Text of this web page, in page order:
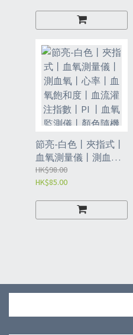
節亮-白色丨夾指式丨
血氧測量儀丨測血氧
丨心率丨血氧飽和度
丨血流灌注指數丨PI
隨機丨使用簡單丨低
功耗丨體積小丨重量
HK$98.00
HK$85.00